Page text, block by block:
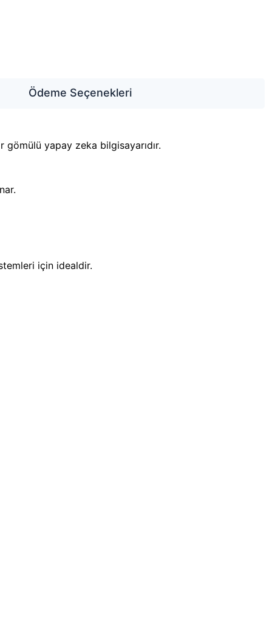
Ödeme Seçenekleri
gömülü yapay zeka bilgisayarıdır.
için idealdir.